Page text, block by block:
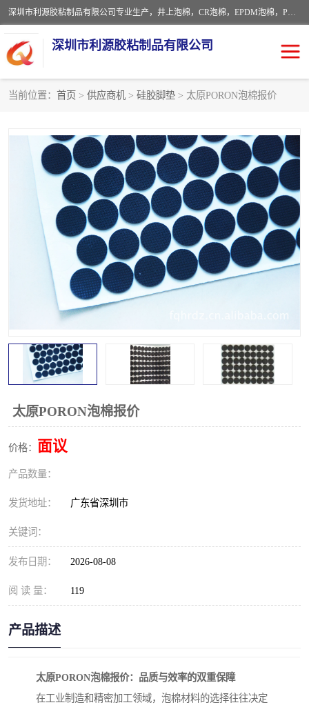
深圳市利源胶粘制品有限公司专业生产，井上泡棉，CR泡棉，EPDM泡棉，PORON泡棉厚度剖切，公差正负0.1mm，硅胶条，脚垫，异形一次成型，雕刻EVA海绵；包装材料:精密仪器、医疗器具、运输时缓冲、防震材料。建筑:住房装潢材料、房屋门窗密封；轻便、强韧性：轻便并且具有较强的韧性，良好的耐油性与耐溶剂性。隔热性：导热性低具有优越的保温性，具有的回弹性。
深圳市利源胶粘制品有限公司
当前位置： 首页 > 供应商机 > 硅胶脚垫 > 太原PORON泡棉报价
太原PORON泡棉报价
价格： 面议
产品数量：
发货地址： 广东省深圳市
关键词：
发布日期： 2026-08-08
阅 读 量： 119
产品描述
太原PORON泡棉报价：品质与效率的双重保障
在工业制造和精密加工领域，泡棉材料的选择往往决定
PORON泡棉 防火海绵
EVA珍珠棉异形 硅胶脚垫
佛橡胶泡棉